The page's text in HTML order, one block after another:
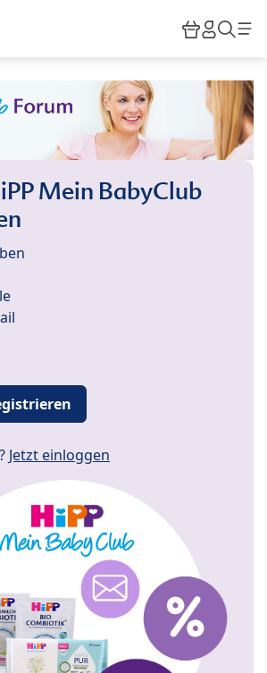
HiPP
Mein BabyClub
Jetzt einloggen